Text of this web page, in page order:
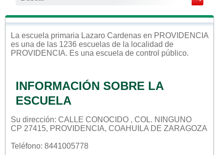
La escuela primaria Lazaro Cardenas en PROVIDENCIA
es una de las 1236 escuelas de la localidad de
PROVIDENCIA. Es una escuela de control público.
INFORMACIÓN SOBRE LA
ESCUELA
Su dirección: CALLE CONOCIDO , COL. NINGUNO
CP 27415, PROVIDENCIA, COAHUILA DE ZARAGOZA
Teléfono: 8441005778